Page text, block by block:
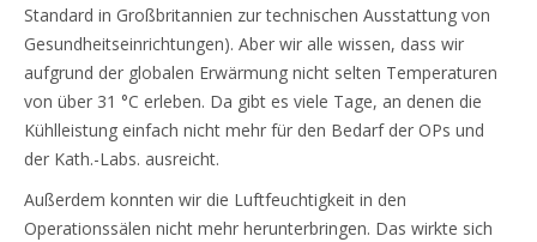
Standard in Großbritannien zur technischen Ausstattung von
Gesundheitseinrichtungen). Aber wir alle wissen, dass wir
aufgrund der globalen Erwärmung nicht selten Temperaturen
von über 31 °C erleben. Da gibt es viele Tage, an denen die
Kühlleistung einfach nicht mehr für den Bedarf der OPs und
der Kath.-Labs. ausreicht.
Außerdem konnten wir die Luftfeuchtigkeit in den
Operationssälen nicht mehr herunterbringen. Das wirkte sich